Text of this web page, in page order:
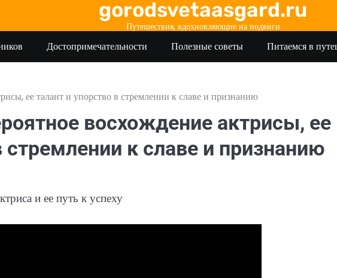
gorodsvetaasgard.ru
Путешествия, вдохновляющие на подвиги
Достопримечательности Полезные советы Питаемся в
ее талант и упорство в стремлении к славе и признанию
восхождение актрисы, ее
стремлении к славе и признанию